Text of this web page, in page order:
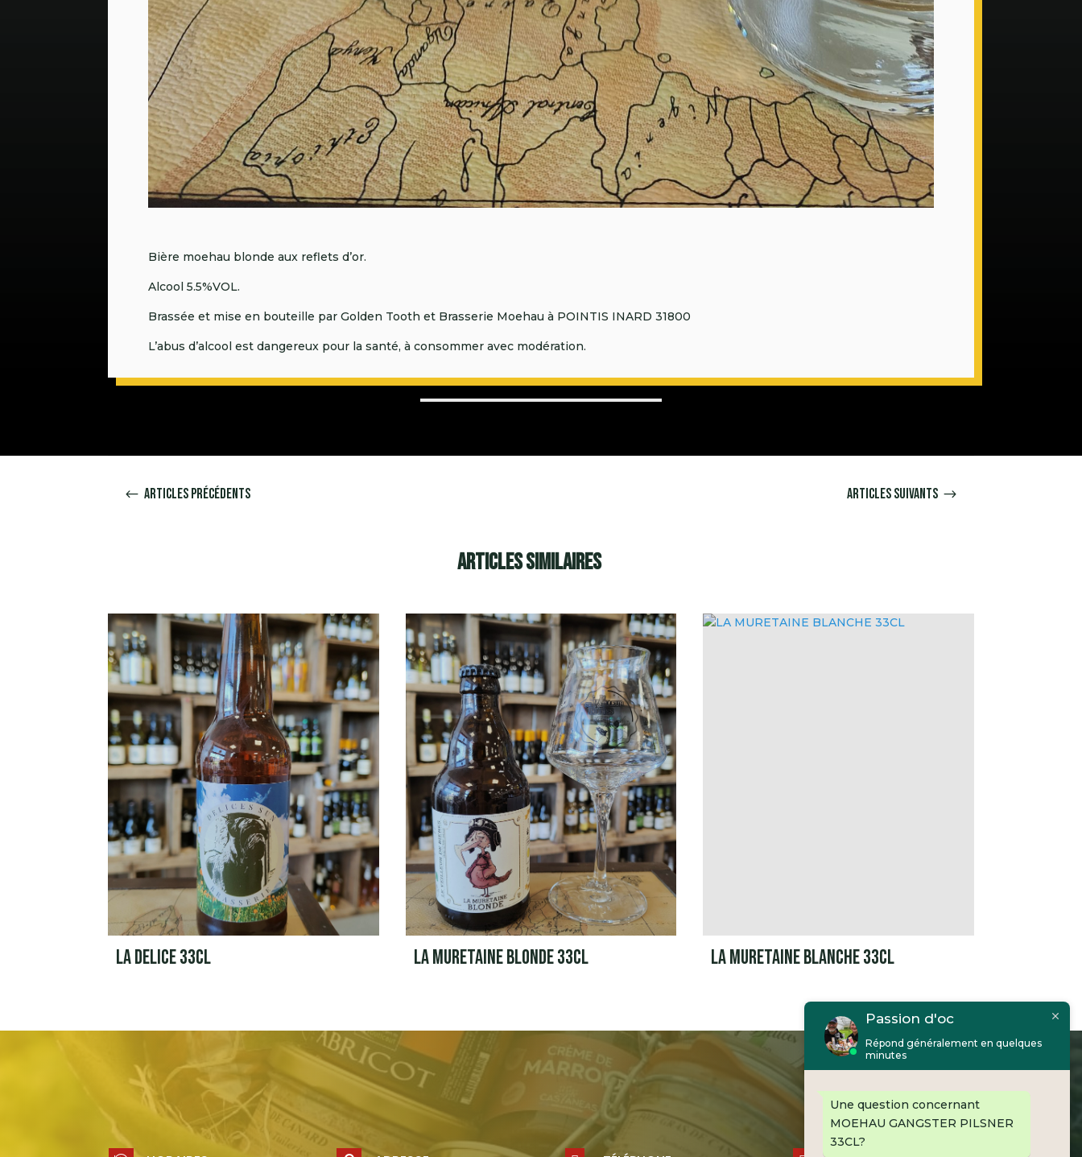
Bière moehau blonde aux reflets d’or.
Alcool 5.5%VOL.
Brassée et mise en bouteille par Golden Tooth et Brasserie Moehau à POINTIS INARD 31800
L’abus d’alcool est dangereux pour la santé, à consommer avec modération.
# Articles précédents Articles suivants $
Articles similaires
LA DELICE 33CL LA MURETAINE BLONDE 33CL LA MURETAINE BLANCHE 33CL
Passion d'oc
Répond généralement en quelques
minutes
Une question concernant
MOEHAU GANGSTER PILSNER
33CL?